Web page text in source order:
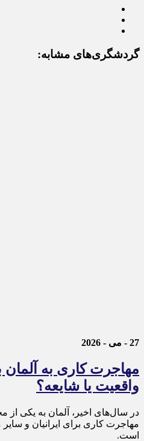
گردشگری‌های مشابه:
27 - می - 2026
مهاجرت کاری به
واقعیت یا شایعه؟
در سال‌های اخیر، آلمان به یکی
مهاجرت کاری برای ایرانیان و سایر
است.